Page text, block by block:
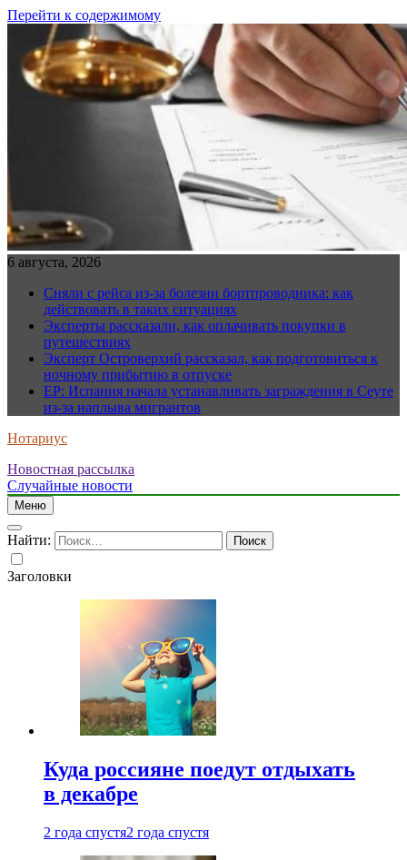
Перейти к содержимому
6 августа, 2026
Сняли с рейса из-за болезни бортпроводника: как
действовать в таких ситуациях
Эксперты рассказали, как оплачивать покупки в
путешествиях
Эксперт Островерхий рассказал, как подготовиться к
ночному прибытию в отпуске
EP: Испания начала устанавливать заграждения в Сеуте
из-за наплыва мигрантов
Нотариус
Новостная рассылка
Случайные новости
Меню
Найти:
Заголовки
Куда россияне поедут отдыхать
в декабре
2 года спустя2 года спустя